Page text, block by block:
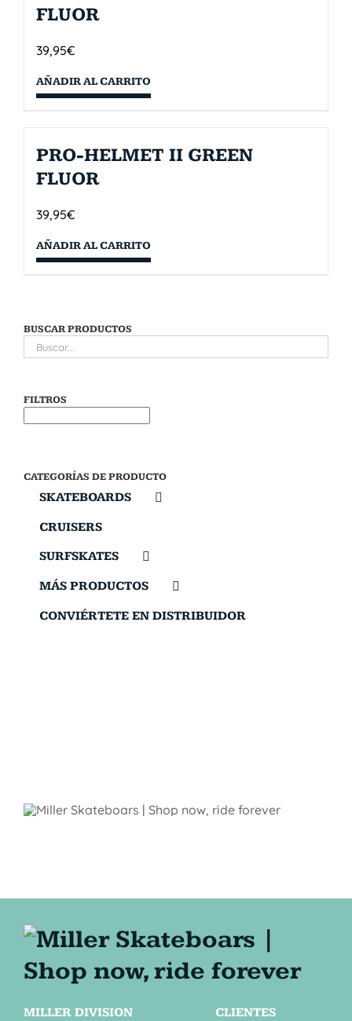
FLUOR
39,95€
AÑADIR AL CARRITO
PRO-HELMET II GREEN
FLUOR
39,95€
AÑADIR AL CARRITO
BUSCAR PRODUCTOS
FILTROS
CATEGORÍAS DE PRODUCTO
SKATEBOARDS
CRUISERS
SURFSKATES
MÁS PRODUCTOS
CONVIÉRTETE EN DISTRIBUIDOR
MILLER DIVISION
CLIENTES